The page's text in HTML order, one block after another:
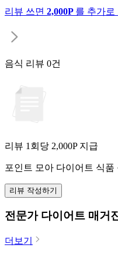
리뷰 쓰면 2,000P 를 추가로
음식 리뷰 0건
리뷰 1회당 2,000P 지급
포인트 모아 다이어트 식품
리뷰 작성하기
전문가 다이어트 매거
더보기